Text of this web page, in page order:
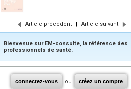
Article précédent | Article suivant
Bienvenue sur EM-consulte, la référence des
professionnels de santé.
connectez-vous ou créez un compte